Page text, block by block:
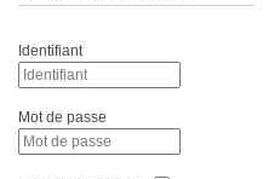
Identifiant
Mot de passe